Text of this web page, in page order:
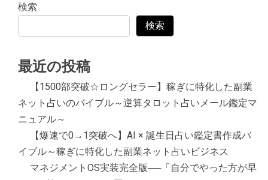
検索
検索
最近の投稿
【1500部突破☆ロングセラー】稼ぎに特化した副業
ネット占いのバイブル～逆算タロット占いメール鑑定マ
ニュアル～
【爆速で0→1突破へ】AI × 誕生日占い鑑定書作成バ
イブル～稼ぎに特化した副業ネット占いビジネス
マネジメントOS実装完全版──「自分でやった方が早